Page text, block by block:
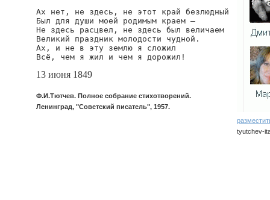
Ах нет, не здесь, не этот край безлюдный
Был для души моей родимым краем —
Не здесь расцвел, не здесь был величаем
Великий праздник молодости чудной.
Ах, и не в эту землю я сложил
Всё, чем я жил и чем я дорожил!
13 июня 1849
Ф.И.Тютчев. Полное собрание стихотворений.
Ленинград, "Советский писатель", 1957.
tyutchev-